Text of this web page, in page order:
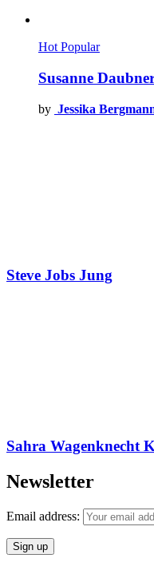
Hot Popular
Susanne
by Jessika
Steve Jobs Jung
Sahra Wagenknecht
Newsletter
Email address: